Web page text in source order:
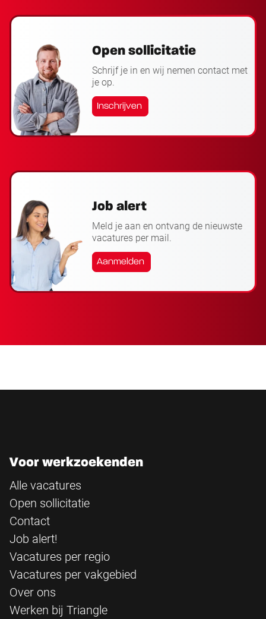
Open sollicitatie
Schrijf je in en wij nemen contact met
je op.
Inschrijven
Job alert
Meld je aan en ontvang de nieuwste
vacatures per mail.
Aanmelden
Voor werkzoekenden
Alle vacatures
Open sollicitatie
Contact
Job alert!
Vacatures per regio
Vacatures per vakgebied
Over ons
Werken bij Triangle